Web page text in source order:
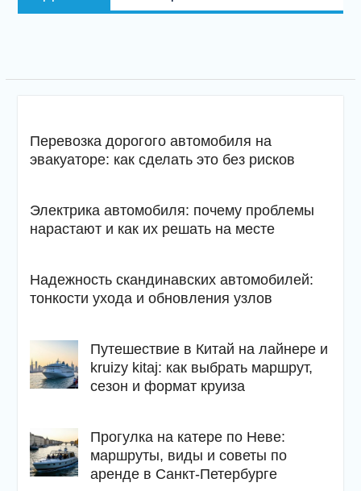
Перевозка дорогого автомобиля на
эвакуаторе: как сделать это без рисков
Электрика автомобиля: почему проблемы
нарастают и как их решать на месте
Надежность скандинавских автомобилей:
тонкости ухода и обновления узлов
Путешествие в Китай на лайнере и
kruizy kitaj: как выбрать маршрут,
сезон и формат круиза
Прогулка на катере по Неве:
маршруты, виды и советы по
аренде в Санкт-Петербурге